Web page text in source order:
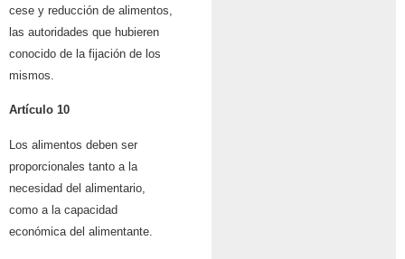
cese y reducción de alimentos,
las autoridades que hubieren
conocido de la fijación de los
mismos.
Artículo 10
Los alimentos deben ser
proporcionales tanto a la
necesidad del alimentario,
como a la capacidad
económica del alimentante.